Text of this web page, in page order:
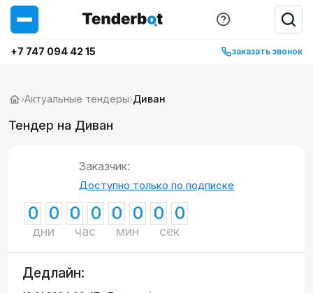
+7 747 094 42 15 заказать звонок
›Актуальные тендеры›Диван
Тендер на Диван
Заказчик:
Доступно только по подписке
0 0
дни
0 0
час
0 0
мин
0 0
сек
Дедлайн: